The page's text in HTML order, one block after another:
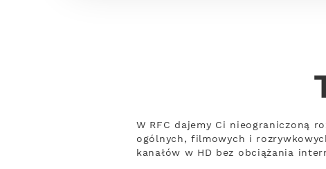
W RFC dajemy Ci nieograniczoną
ogólnych, filmowych i
kanałów w HD bez obciążania